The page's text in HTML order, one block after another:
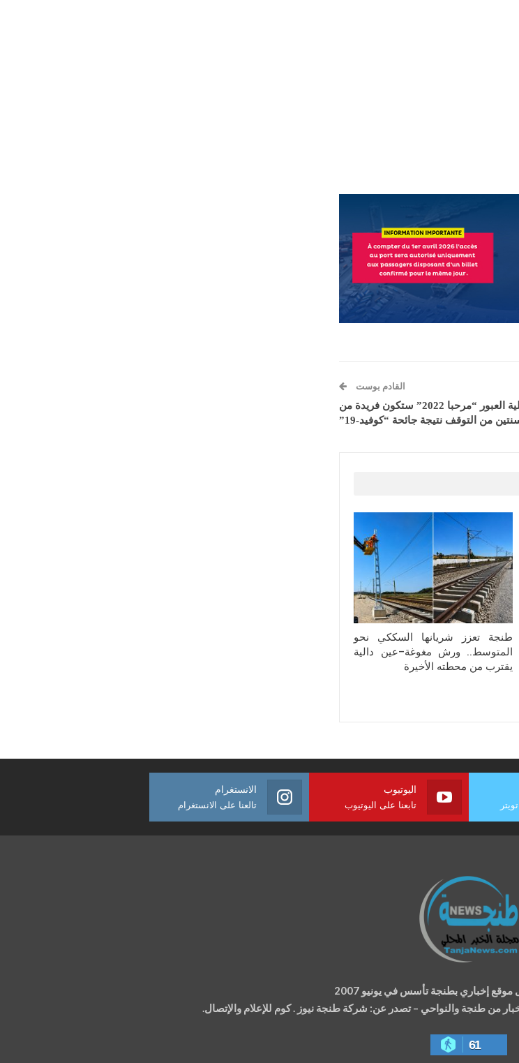
القادم بوست
سناء درديخ: عملية العبور “مرحبا 2022” ستكون فريدة من
من التوقف نتيجة جائحة “كوفيد-19”
طنجة تعزز شريانها السككي نحو
المتوسط.. ورش مغوغة–عين دالية
يقترب من محطته الأخيرة
اليوتيوب
تابعنا على اليوتيوب
الانستغرام
تالعنا على الانستغرام
إخباري بطنجة تأسس في يونيو 2007
من طنجة والنواحي – تصدر عن: شركة طنجة نيوز . كوم للإعلام والإتصال.
61